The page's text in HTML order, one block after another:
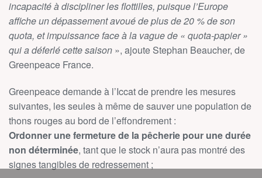
incapacité à discipliner les flottilles, puisque l’Europe
affiche un dépassement avoué de plus de 20 % de son
quota, et impuissance face à la vague de « quota-papier »
qui a déferlé cette saison », ajoute Stephan Beaucher, de
Greenpeace France.
Greenpeace demande à l’Iccat de prendre les mesures
suivantes, les seules à même de sauver une population de
thons rouges au bord de l’effondrement :
Ordonner une fermeture de la pêcherie pour une durée
non déterminée, tant que le stock n’aura pas montré des
signes tangibles de redressement ;